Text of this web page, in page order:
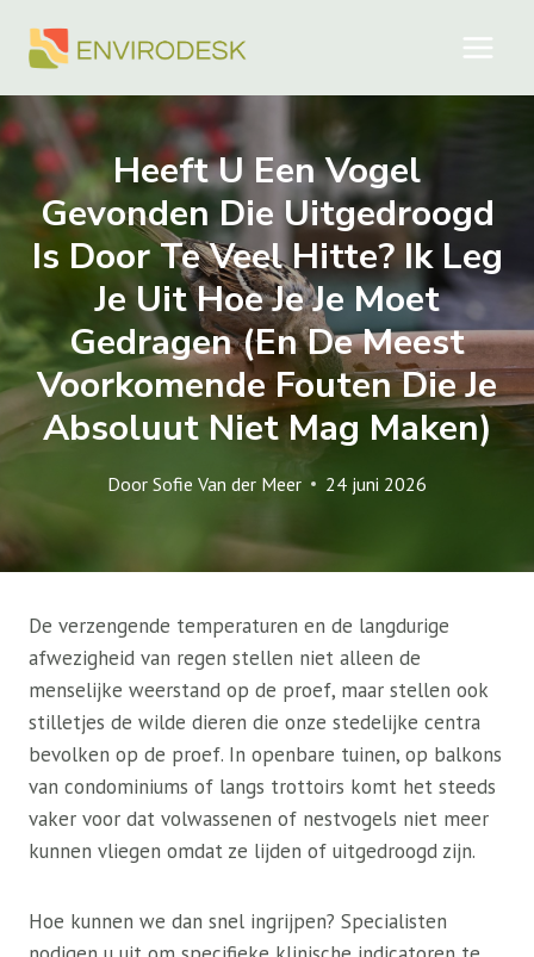
naar
Heeft U Een Vogel
Gevonden Die Uitgedroogd
Is Door Te Veel Hitte? Ik Leg
Je Uit Hoe Je Je Moet
Gedragen (en De Meest
Voorkomende Fouten Die Je
Absoluut Niet Mag Maken)
Door Sofie Van der Meer 24 juni 2026
De verzengende temperaturen en de langdurige
afwezigheid van regen stellen niet alleen de
menselijke weerstand op de proef, maar stellen ook
stilletjes de wilde dieren die onze stedelijke centra
bevolken op de proef. In openbare tuinen, op balkons
van condominiums of langs trottoirs komt het steeds
vaker voor dat volwassenen of nestvogels niet meer
kunnen vliegen omdat ze lijden of uitgedroogd zijn.
Hoe kunnen we dan snel ingrijpen? Specialisten